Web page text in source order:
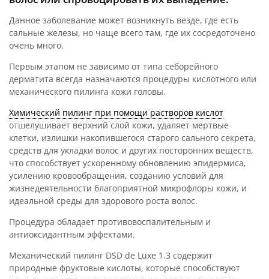
Данное заболевание может возникнуть везде, где есть
сальные железы, но чаще всего там, где их сосредоточено
очень много.
Первым этапом не зависимо от типа себорейного
дерматита всегда назначаются процедуры кислотного или
механического пилинга кожи головы.
Химический пилинг при помощи растворов кислот
отшелушивает верхний слой кожи, удаляет мертвые
клетки, излишки накопившегося старого сального секрета,
средств для укладки волос и других посторонних веществ,
что способствует ускоренному обновлению эпидермиса,
усилению кровообращения, созданию условий для
жизнедеятельности благоприятной микрофлоры кожи, и
идеальной среды для здорового роста волос.
Процедура обладает противовоспалительным и
антиоксидантным эффектами.
Механический пилинг DSD de Luxe 1.3 содержит
природные фруктовые кислоты, которые способствуют